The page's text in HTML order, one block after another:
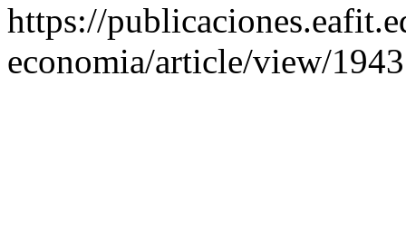
https://
economia/article/view/